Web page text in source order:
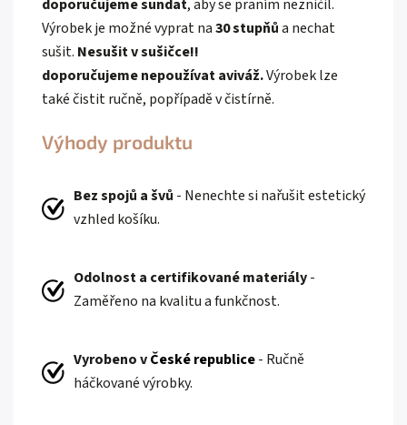
doporučujeme sundat, aby se praním nezničil.
Výrobek je možné vyprat na30 stupňůa nechat
sušit. Nesušit v sušičce!!
doporučujemenepoužívat aviváž.Výrobek lze
také čistit ručně, popřípadě v čistírně.
Výhody produktu
Bez spojů a švů - Nenechte si nařušit estetický
vzhled košíku.
Odolnost a certifikované materiály-
Zaměřeno na kvalitu a funkčnost.
Vyrobeno vČeské republice- Ručně
háčkované výrobky.